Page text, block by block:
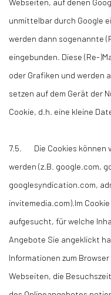
unmittelbar durch Google
werden dann sogenannte
eingebunden. Diese (Re-
oder Grafiken und werden
setzen auf dem Gerät der
Cookie, d.h. eine kleine
7.5. Die Cookies können
werden (z.B. google.com,
googlesyndication.com,
invitemedia.com).Im
aufgesucht, für welche
Angebote Sie angeklickt
Informationen zum
Webseiten, die